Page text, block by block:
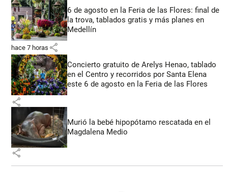
6 de agosto en la Feria de las Flores: final de
la trova, tablados gratis y más planes en
Medellín
hace 7 horas share
Concierto gratuito de Arelys Henao, tablado
en el Centro y recorridos por Santa Elena
este 6 de agosto en la Feria de las Flores
share
Murió la bebé hipopótamo rescatada en el
Magdalena Medio
share